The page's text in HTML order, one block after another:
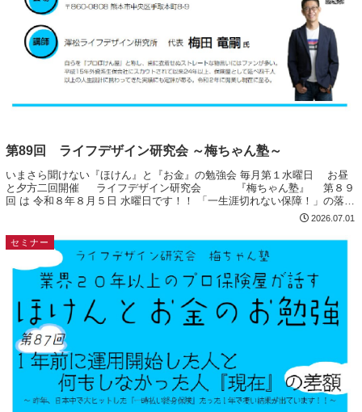
第89回 ライフデザイン研究会 ～梅ちゃん塾～
いまさら聞けない『ほけん』と『お金』の勉強会 毎月第１水曜日 お昼
と夕方二回開催 ライフデザイン研究会 『梅ちゃん塾』 第８９
回 は 令和８年８月５日 水曜日です！！ 「一生涯切れない保障！」の落と
2026.07.01
セミナー